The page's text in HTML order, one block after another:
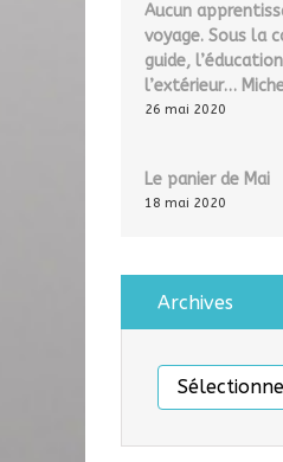
Aucun
voyage. Sous la
guide,
l’extérieur…
26 mai 2020
Le panier de Mai
18 mai 2020
Archives
Archives